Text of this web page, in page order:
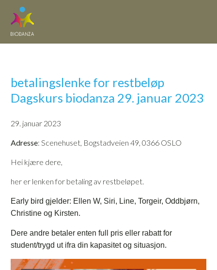
betalingslenke for restbeløp
Dagskurs biodanza 29. januar 2023
29. januar 2023
Adresse: Scenehuset, Bogstadveien 49, 0366 OSLO
Hei kjære dere,
her er lenken for betaling av restbeløpet.
Early bird gjelder: Ellen W, Siri, Line, Torgeir, Oddbjørn,
Christine og Kirsten.
Dere andre betaler enten full pris eller rabatt for
student/trygd ut ifra din kapasitet og situasjon.